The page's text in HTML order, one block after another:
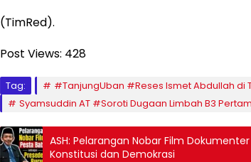
(TimRed).
Post Views: 428
Tag:
#TanjungUban #Reses Ismet Abdullah di
Syamsuddin AT #Soroti Dugaan Limbah B3
ASH: Pelarangan Nobar Film
Konstitusi dan Demokrasi